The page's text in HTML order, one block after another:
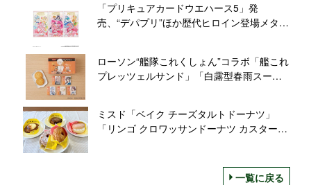
「プリキュアカードウエハース5」発
売、“デパプリ”ほか歴代ヒロイン登場メタリ
ローソン“艦隊これくしょん”コラボ「艦これ
プレッツェルサンド」「白露型春雨スー
ミスド「ベイク チーズタルトドーナツ」
「リンゴ クロワッサンドーナツ カスター
スタードーナツ“misdo meets BAKE一覧に戻る